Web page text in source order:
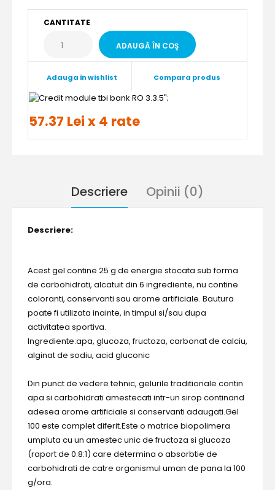
CANTITATE
Adauga in wishlist Compara produs
";
57.37 Lei x 4 rate
Descriere Opinii (0)
Descriere:
Acest gel contine 25 g de energie stocata sub forma
de carbohidrati, alcatuit din 6 ingrediente, nu contine
coloranti, conservanti sau arome artificiale. Bautura
poate fi utilizata inainte, in timpul si/sau dupa
activitatea sportiva.
Ingrediente:apa, glucoza, fructoza, carbonat de calciu,
alginat de sodiu, acid gluconic
Din punct de vedere tehnic, gelurile traditionale contin
apa si carbohidrati amestecati intr-un sirop continand
adesea arome artificiale si conservanti adaugati.Gel
100 este complet diferit.Este o matrice biopolimera
umpluta cu un amestec unic de fructoza si glucoza
(raport de 0.8:1) care determina o absorbtie de
carbohidrati de catre organismul uman de pana la 100
g/ora.